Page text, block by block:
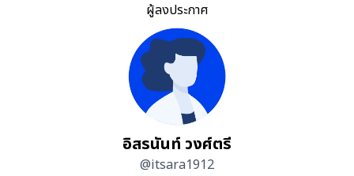
ผู้ลงประกาศ
อิสรนันท์ วงศ์ตรี
@itsara1912